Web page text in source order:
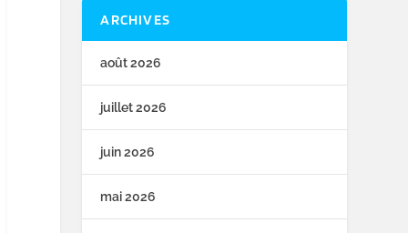
ARCHIVES
août 2026
juillet 2026
juin 2026
mai 2026